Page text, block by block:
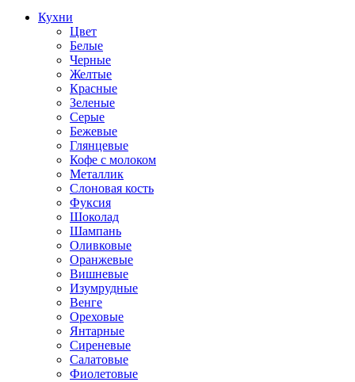
Кухни
Цвет
Белые
Черные
Желтые
Красные
Зеленые
Серые
Бежевые
Глянцевые
Кофе с молоком
Металлик
Слоновая кость
Фуксия
Шоколад
Шампань
Оливковые
Оранжевые
Вишневые
Изумрудные
Венге
Ореховые
Янтарные
Сиреневые
Салатовые
Фиолетовые